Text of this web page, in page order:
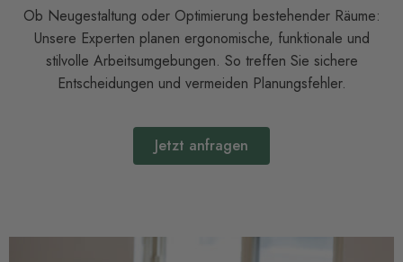
Ob Neugestaltung oder Optimierung bestehender Räume:
Unsere Experten planen ergonomische, funktionale und
stilvolle Arbeitsumgebungen. So treffen Sie sichere
Entscheidungen und vermeiden Planungsfehler.
Jetzt anfragen